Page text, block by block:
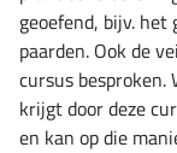
geoefend, bijv.
paarden. Ook de
cursus besproken.
krijgt door deze
en kan op die